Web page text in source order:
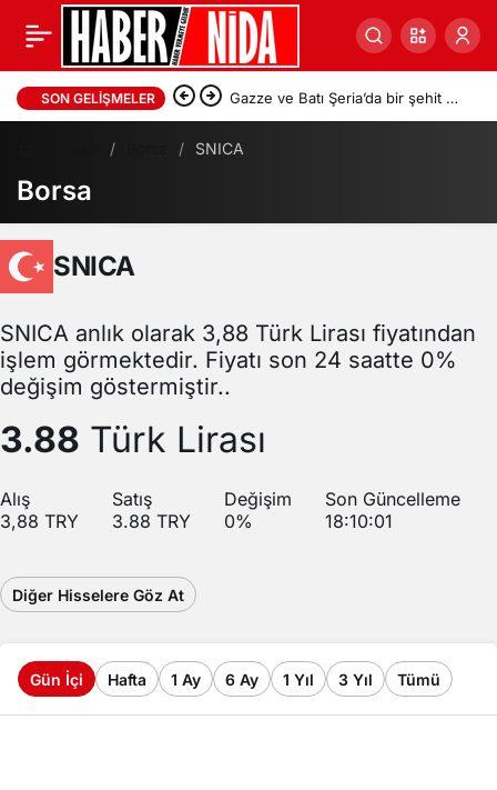
SON GELIŞMELER Gazze ve Batı Şeria’da bir şehit ve
onlarca yaralı
SNICA
Borsa
SNICA
SNICA anlık olarak 3,88 Türk Lirası fiyatından
işlem görmektedir. Fiyatı son 24 saatte 0%
değişim göstermiştir..
3.88 Türk Lirası
Alış
3,88 TRY
Satış
3.88 TRY
Değişim
0%
Son Güncelleme
18:10:01
Diğer Hisselere Göz At
Gün İçi Hafta 1 Ay 6 Ay 1 Yıl 3 Yıl Tümü